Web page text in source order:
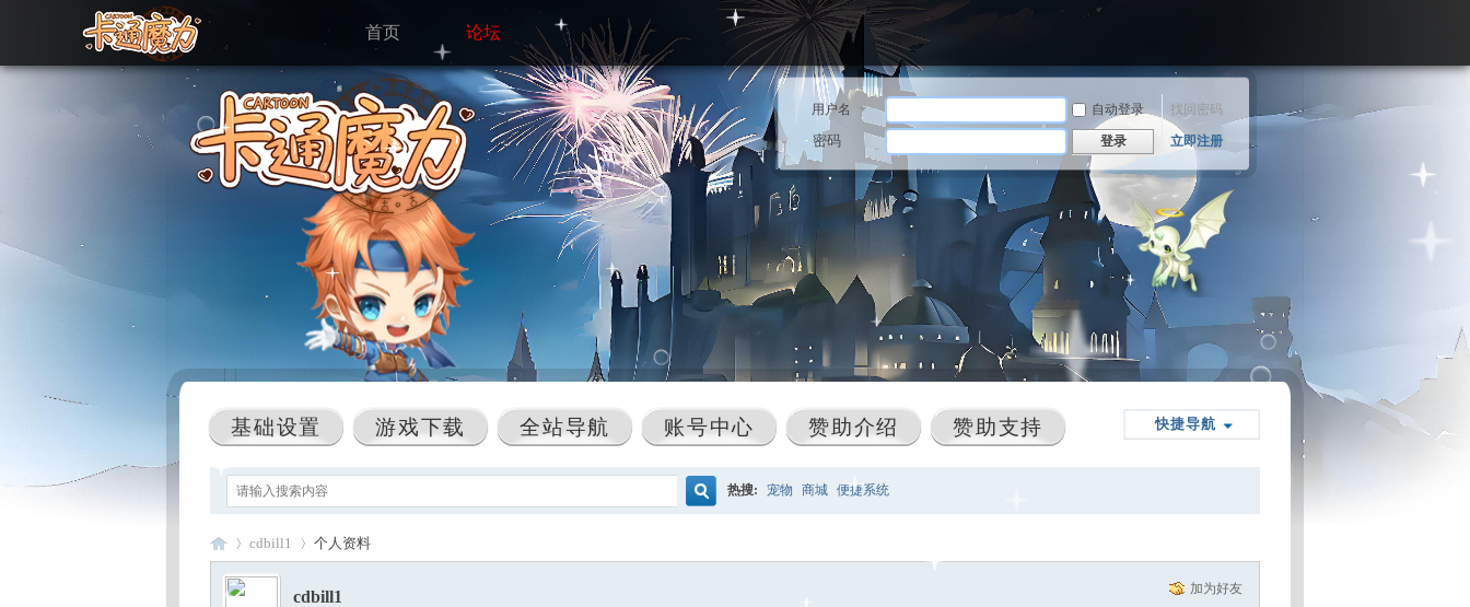
首页 论坛
用户名 自动登录 找回密码
密码 登录 立即注册
快捷导航
基础设置 游戏下载 全站导航 账号中心 赞助介绍 赞助支持
热搜: 宠物 商城 便捷系统
cdbill1 个人资料
加为好友
cdbill1